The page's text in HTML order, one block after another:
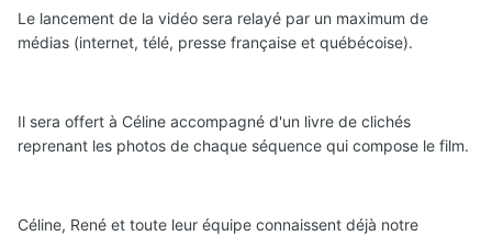
Le lancement de la vidéo sera relayé par un maximum de
médias (internet, télé, presse française et québécoise).
Il sera offert à Céline accompagné d'un livre de clichés
reprenant les photos de chaque séquence qui compose le film.
Céline, René et toute leur équipe connaissent déjà notre